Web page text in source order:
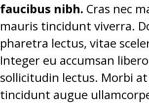
faucibus nibh. Cras nec
mauris tincidunt viverra.
pharetra lectus, vitae
Integer eu accumsan
sollicitudin lectus. Morbi at
tincidunt augue